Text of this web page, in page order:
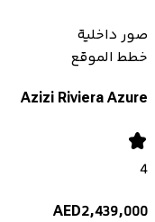
صور داخلية
خطط الموقع
Azizi Riviera Azure
4
AED2,439,000